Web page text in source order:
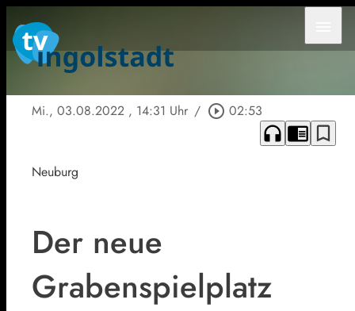
Mi., 03.08.2022 , 14:31 Uhr / play_circle_outline 02:53
headphones chrome_reader_mode bookmark_border
Neuburg
Der neue
Grabenspielplatz